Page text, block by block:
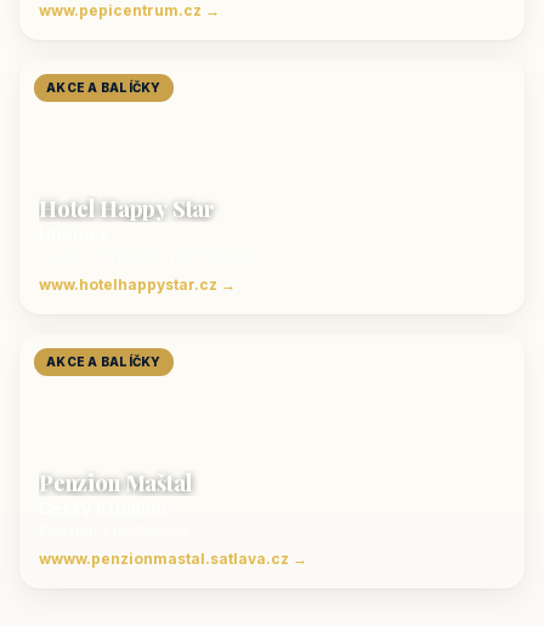
www.pepicentrum.cz →
AKCE A BALÍČKY
Hotel Happy Star
www.hotelhappystar.cz →
AKCE A BALÍČKY
Penzion Maštal
wwww.penzionmastal.satlava.cz →